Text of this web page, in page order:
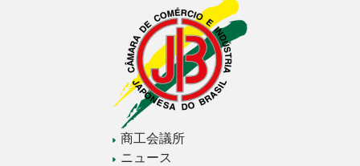
商工会議所
ニュース